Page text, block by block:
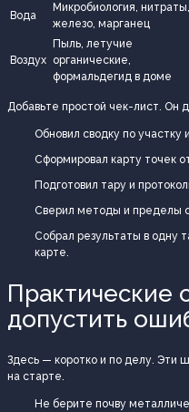
Вода
Микробиология, нитраты,
железо, марганец
Воздух
Пыль, летучие
органические,
формальдегид в доме
Добавьте простой чек-лист. Он
Обновил сводку по участку
Сформировал карту точек
Подготовил тару и
Сверил методы и пределы
Собрал результаты в одну
карте.
Практические
допустить
Здесь — коротко и по делу. Эти
на старте.
Не берите почву